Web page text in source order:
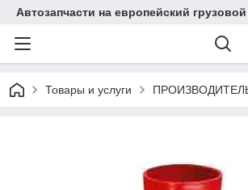
Автозапчасти на европейский
Товары и услуги